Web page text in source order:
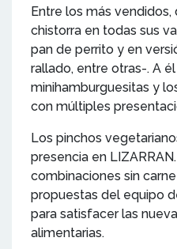
Entre los más
chistorra en todas sus
pan de perrito y en
rallado, entre otras-. A
minihamburguesitas y
con múltiples
Los pinchos
presencia en
combinaciones sin
propuestas del equipo
para satisfacer las
alimentarias.